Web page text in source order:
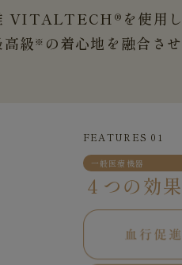
VITALTECH®を使用し
級※ の着心地を融合さ
FEATURES 01
一般医療機器
４つの効